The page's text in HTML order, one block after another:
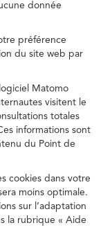
donnée
préférence
du site web par
Matomo
visitent le
totales
informations sont
du Point de
cookies dans votre
moins optimale.
sur l’adaptation
la rubrique « Aide